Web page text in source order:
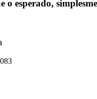
o esperado,